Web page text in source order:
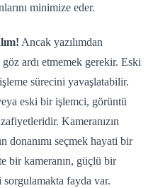
minimize eder.
Ancak yazılımdan
ardı etmemek gerekir. Eski
sürecini yavaşlatabilir.
eski bir işlemci, görüntü
Kameranızın
donanımı seçmek hayati bir
bir kameranın, güçlü bir
fayda var.